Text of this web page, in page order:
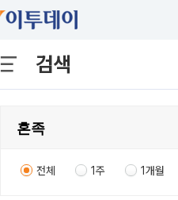
검색
전체 1주 1개월